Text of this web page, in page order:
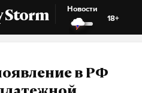
Storm
Новости
18+
в РФ